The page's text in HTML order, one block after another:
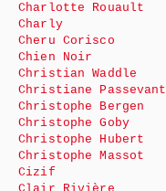
Charlotte Rouault
Charly
Cheru Corisco
Chien Noir
Christian Waddle
Christiane Passevant
Christophe Bergen
Christophe Goby
Christophe Hubert
Christophe Massot
Cizif